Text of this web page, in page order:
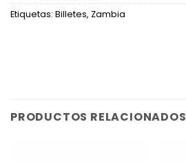
Etiquetas: Billetes, Zambia
PRODUCTOS RELACIONADOS